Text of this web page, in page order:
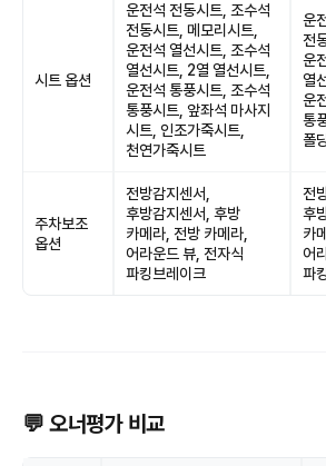
시트 옵션
운전석 전동시트, 조수석
전동시트, 메모리시트,
운전석 열선시트, 조수석
열선시트, 2열 열선시트,
운전석 통풍시트, 조수석
통풍시트, 앞좌석 마사지
시트, 인조가죽시트,
천연가죽시트
운
전
운
열
운
통
폴
주차보조
옵션
전방감지센서,
후방감지센서, 후방
카메라, 전방 카메라,
어라운드 뷰, 전자식
파킹브레이크
전
후
카
어
파
💬 오너평가 비교